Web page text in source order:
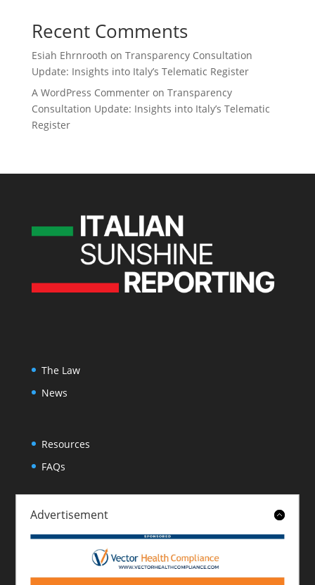
Advertisement
Recent Comments
Esiah Ehrnrooth on Transparency Consultation
Update: Insights into Italy’s Telematic Register
A WordPress Commenteron Transparency
Consultation Update: Insights into Italy’s Telematic
Register
The Law
News
Resources
FAQs
About
Contact